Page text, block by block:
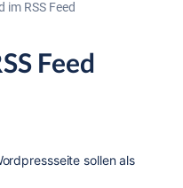
im RSS Feed
Feed
sollen als